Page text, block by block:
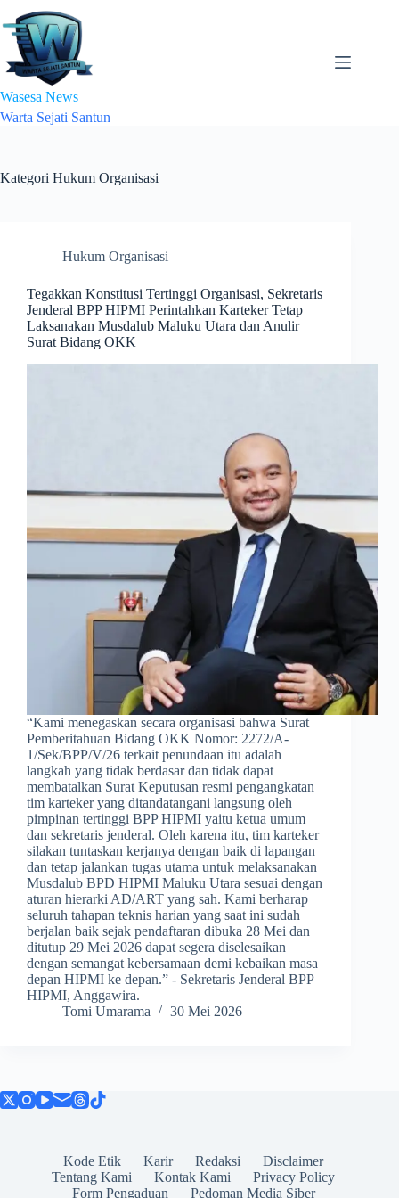
to
content
Wasesa News
Warta Sejati Santun
Kategori Hukum Organisasi
Hukum Organisasi
Tegakkan Konstitusi Tertinggi Organisasi, Sekretaris
Jenderal BPP HIPMI Perintahkan Karteker Tetap
Laksanakan Musdalub Maluku Utara dan Anulir
Surat Bidang OKK
​“Kami menegaskan secara organisasi bahwa Surat
Pemberitahuan Bidang OKK Nomor: 2272/A-
1/Sek/BPP/V/26 terkait penundaan itu adalah
langkah yang tidak berdasar dan tidak dapat
membatalkan Surat Keputusan resmi pengangkatan
tim karteker yang ditandatangani langsung oleh
pimpinan tertinggi BPP HIPMI yaitu ketua umum
dan sekretaris jenderal. Oleh karena itu, tim karteker
silakan tuntaskan kerjanya dengan baik di lapangan
dan tetap jalankan tugas utama untuk melaksanakan
Musdalub BPD HIPMI Maluku Utara sesuai dengan
aturan hierarki AD/ART yang sah. Kami berharap
seluruh tahapan teknis harian yang saat ini sudah
berjalan baik sejak pendaftaran dibuka 28 Mei dan
ditutup 29 Mei 2026 dapat segera diselesaikan
dengan semangat kebersamaan demi kebaikan masa
depan HIPMI ke depan.” - Sekretaris Jenderal BPP
HIPMI, Anggawira.
Tomi Umarama
30 Mei 2026
Kode Etik Karir Redaksi
Disclaimer
Tentang Kami
Kontak Kami
Privacy Policy
Form Pengaduan
Pedoman Media Siber